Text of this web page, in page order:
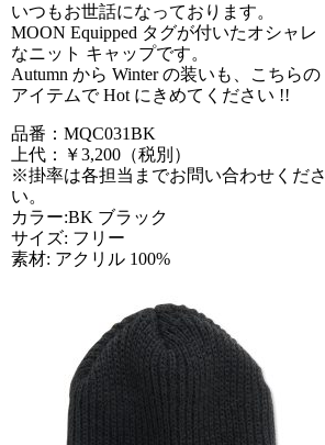
いつもお世話になっております。
MOON Equipped タグが付いたオシャレ
なニット キャップです。
Autumn から Winter の装いも、こちらの
アイテムで Hot にきめてください !!
品番：MQC031BK
上代：￥3,200（税別）
※掛率は各担当までお問い合わせくださ
い。
カラー:BK ブラック
サイズ: フリー
素材: アクリル 100%